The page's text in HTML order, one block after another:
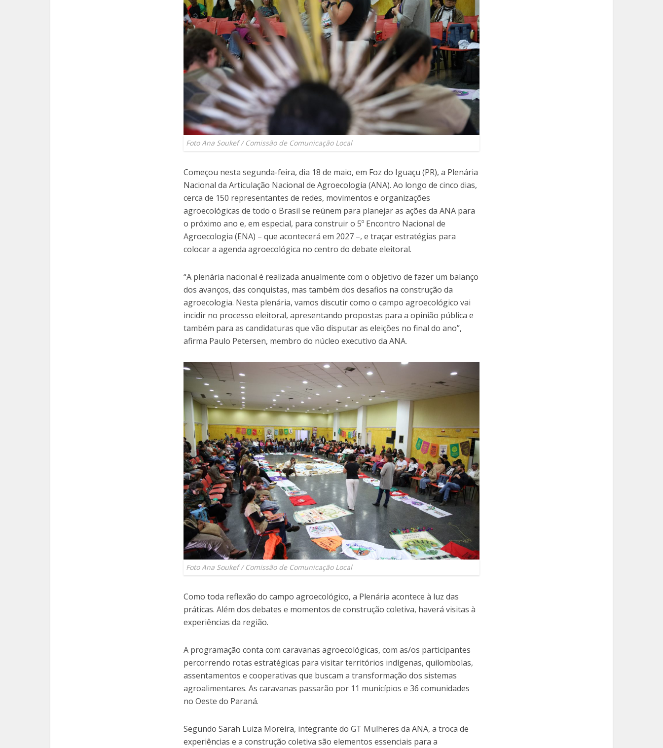
Foto Ana Soukef / Comissão de Comunicação Local
Começou nesta segunda-feira, dia 18 de maio, em Foz do Iguaçu (PR), a Plenária
Nacional da Articulação Nacional de Agroecologia (ANA). Ao longo de cinco dias,
cerca de 150 representantes de redes, movimentos e organizações
agroecológicas de todo o Brasil se reúnem para planejar as ações da ANA para
o próximo ano e, em especial, para construir o 5º Encontro Nacional de
Agroecologia (ENA) – que acontecerá em 2027 –, e traçar estratégias para
colocar a agenda agroecológica no centro do debate eleitoral.
“A plenária nacional é realizada anualmente com o objetivo de fazer um balanço
dos avanços, das conquistas, mas também dos desafios na construção da
agroecologia. Nesta plenária, vamos discutir como o campo agroecológico vai
incidir no processo eleitoral, apresentando propostas para a opinião pública e
também para as candidaturas que vão disputar as eleições no final do ano”,
afirma Paulo Petersen, membro do núcleo executivo da ANA.
Foto Ana Soukef / Comissão de Comunicação Local
Como toda reflexão do campo agroecológico, a Plenária acontece à luz das
práticas. Além dos debates e momentos de construção coletiva, haverá visitas à
experiências da região.
A programação conta com caravanas agroecológicas, com as/os participantes
percorrendo rotas estratégicas para visitar territórios indígenas, quilombolas,
assentamentos e cooperativas que buscam a transformação dos sistemas
agroalimentares. As caravanas passarão por 11 municípios e 36 comunidades
no Oeste do Paraná.
Segundo Sarah Luiza Moreira, integrante do GT Mulheres da ANA, a troca de
experiências e a construção coletiva são elementos essenciais para a